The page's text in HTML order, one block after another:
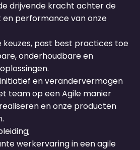
drijvende kracht achter de
performance van onze
past best practices toe
onderhoudbare en
en verandervermogen
team op een Agile manier
en onze producten
werkervaring in een agile